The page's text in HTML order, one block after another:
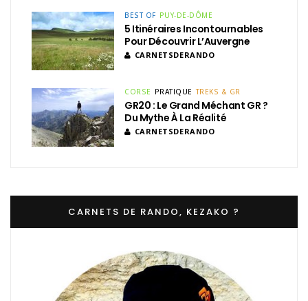
BEST OF PUY-DE-DÔME
5 Itinéraires Incontournables
Pour Découvrir L’Auvergne
CARNETSDERANDO
CORSE PRATIQUE TREKS & GR
GR20 : Le Grand Méchant GR ?
Du Mythe À La Réalité
CARNETSDERANDO
CARNETS DE RANDO, KEZAKO ?